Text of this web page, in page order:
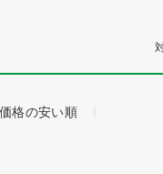
価格の安い順